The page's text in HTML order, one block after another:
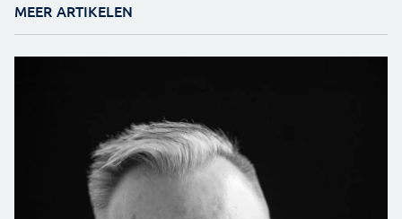
MEER ARTIKELEN